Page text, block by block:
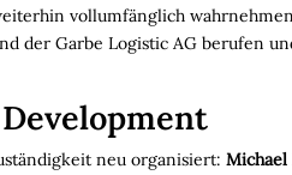
vollumfänglich
der Garbe Logistic AG berufen
neu organisiert: